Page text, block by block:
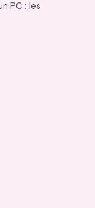
PC : les